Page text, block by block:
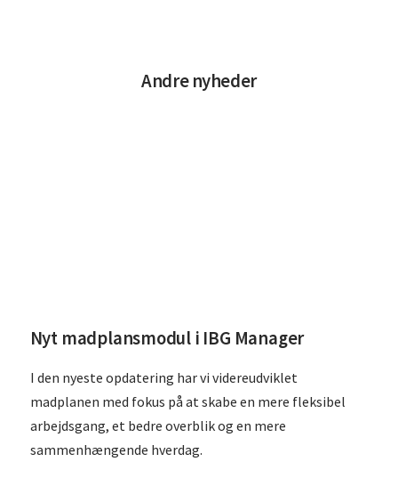
Andre nyheder
Nyt madplansmodul i IBG Manager
I den nyeste opdatering har vi videreudviklet
madplanen med fokus på at skabe en mere fleksibel
arbejdsgang, et bedre overblik og en mere
sammenhængende hverdag.